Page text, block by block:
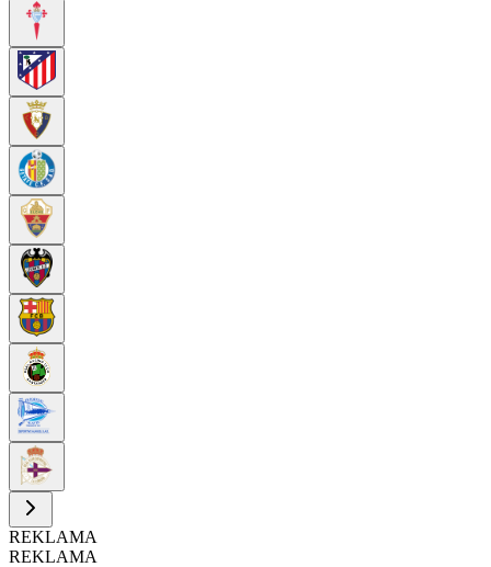
REKLAMA
REKLAMA